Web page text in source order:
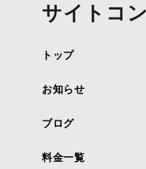
サイトコ
トップ
お知らせ
ブログ
料金一覧